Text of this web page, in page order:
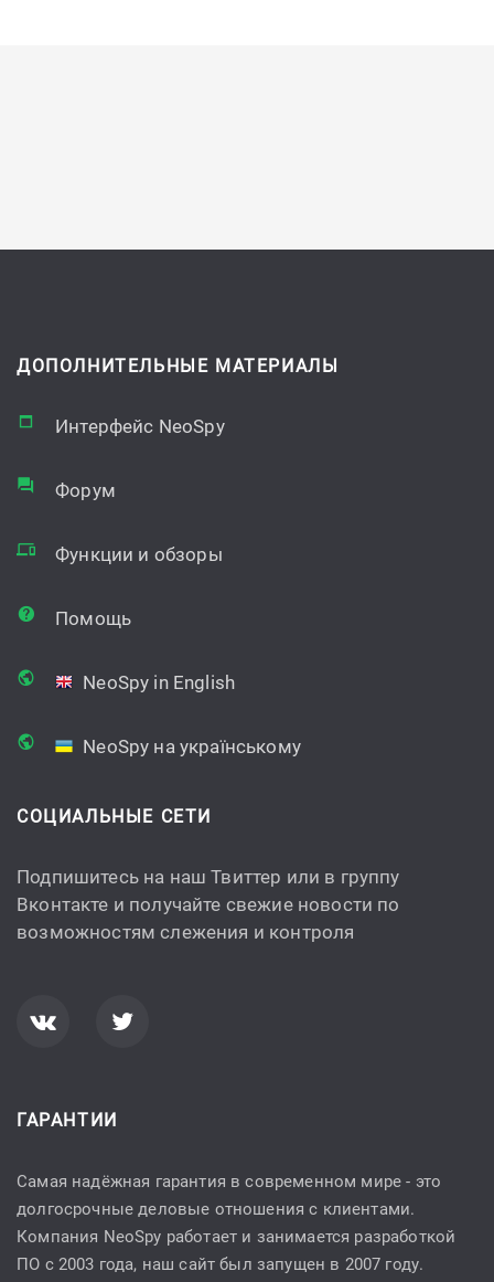
ДОПОЛНИТЕЛЬНЫЕ МАТЕРИАЛЫ
Интерфейс NeoSpy
Форум
Функции и обзоры
Помощь
NeoSpy in English
NeoSpy на українському
СОЦИАЛЬНЫЕ СЕТИ
Подпишитесь на наш Твиттер или в группу
Вконтакте и получайте свежие новости по
возможностям слежения и контроля
ГАРАНТИИ
Самая надёжная гарантия в современном мире - это
долгосрочные деловые отношения с клиентами.
Компания NeoSpy работает и занимается разработкой
ПО с 2003 года, наш сайт был запущен в 2007 году.